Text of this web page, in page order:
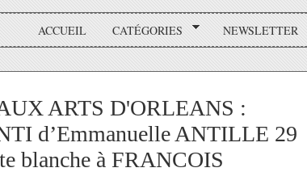
ACCUEIL CATÉGORIES NEWSLETTER
ARTS D'ORLEANS :
d’Emmanuelle ANTILLE 29
blanche à FRANCOIS